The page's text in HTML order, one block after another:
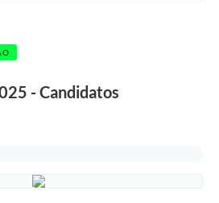
- Candidatos